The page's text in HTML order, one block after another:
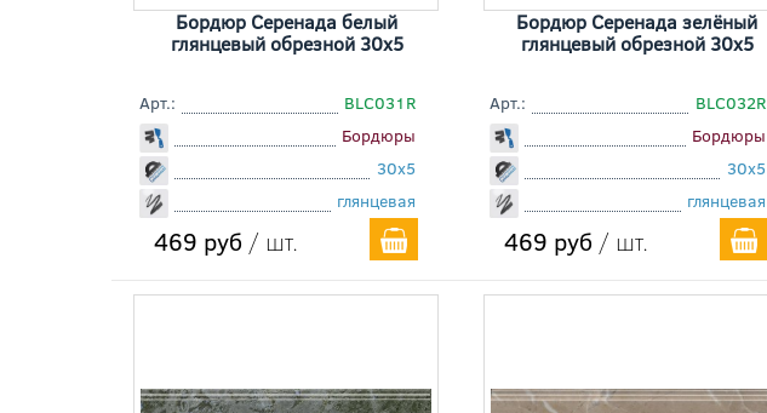
Бордюр Серенада белый
глянцевый обрезной 30x5
Арт.:
BLC031R
Бордюры
30x5
глянцевая
469 руб / шт.
Бордюр Серенада зелёный
глянцевый обрезной 30x5
Арт.:
BLC032R
Бордюры
30x5
глянцевая
469 руб / шт.